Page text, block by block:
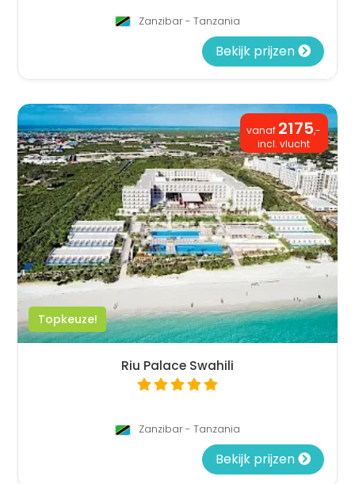
Zanzibar - Tanzania
Bekijk prijzen
vanaf 2175,-
incl. vlucht
Topkeuze!
Riu Palace Swahili
Zanzibar - Tanzania
Bekijk prijzen